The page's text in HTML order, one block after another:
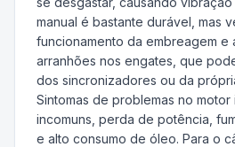
manual é bastante durável, mas
funcionamento da embreagem e
arranhões nos engates, que
dos sincronizadores ou da
Sintomas de problemas no motor
incomuns, perda de potência,
e alto consumo de óleo. Para o